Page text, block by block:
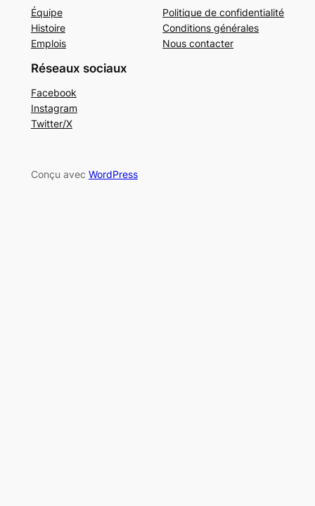
Équipe
Histoire
Emplois
Politique de confidentialité
Conditions générales
Nous contacter
Réseaux sociaux
Facebook
Instagram
Twitter/X
Conçu avec WordPress